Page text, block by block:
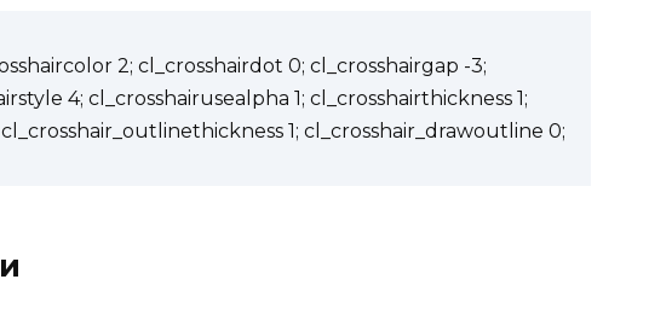
2; cl_crosshairdot 0; cl_crosshairgap -3;
4; cl_crosshairusealpha 1; cl_crosshairthickness 1;
1; cl_crosshair_drawoutline 0;